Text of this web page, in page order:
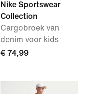
Nike Sportswear
Collection
Cargobroek van
denim voor kids
€ 74,99